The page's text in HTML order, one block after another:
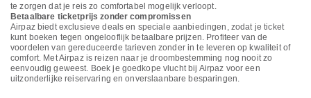
te zorgen dat je reis zo comfortabel mogelijk verloopt.
Betaalbare ticketprijs zonder compromissen
Airpaz biedt exclusieve deals en speciale aanbiedingen, zodat je ticket
kunt boeken tegen ongelooflijk betaalbare prijzen. Profiteer van de
voordelen van gereduceerde tarieven zonder in te leveren op kwaliteit of
comfort. Met Airpaz is reizen naar je droombestemming nog nooit zo
eenvoudig geweest. Boek je goedkope vlucht bij Airpaz voor een
uitzonderlijke reiservaring en onverslaanbare besparingen.